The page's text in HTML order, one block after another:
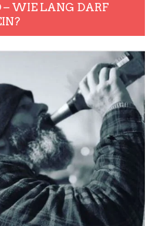
– WIE LANG DARF